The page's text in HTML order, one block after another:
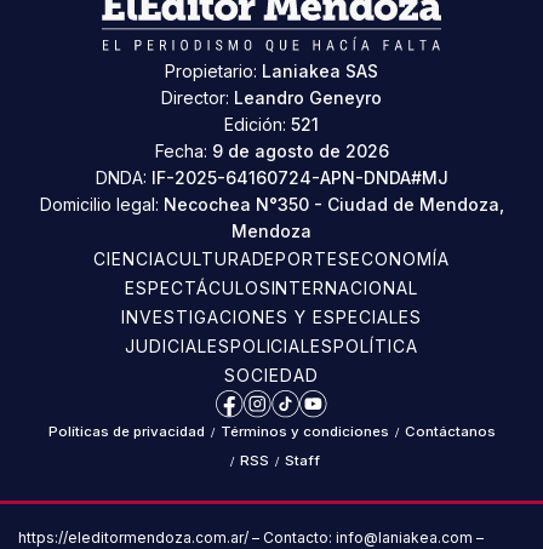
Propietario: Laniakea SAS
Director: Leandro Geneyro
Edición: 521
Fecha: 9 de agosto de 2026
DNDA: IF-2025-64160724-APN-DNDA#MJ
Domicilio legal: Necochea N°350 - Ciudad de Mendoza,
Mendoza
CIENCIACULTURADEPORTESECONOMÍA
ESPECTÁCULOSINTERNACIONAL
INVESTIGACIONES Y ESPECIALES
JUDICIALESPOLICIALESPOLÍTICA
SOCIEDAD
Facebook
Instagram
TikTokYouTube
Políticas de privacidad / Términos y condiciones / Contáctanos
/ RSS / Staff
https://eleditormendoza.com.ar/ – Contacto: info@laniakea.com –